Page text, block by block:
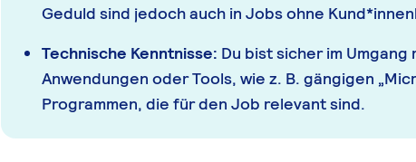
Geduld sind jedoch auch in Jobs ohne
Technische Kenntnisse: Du bist sicher im
Anwendungen oder Tools, wie z. B. gängigen
Programmen, die für den Job relevant sind.